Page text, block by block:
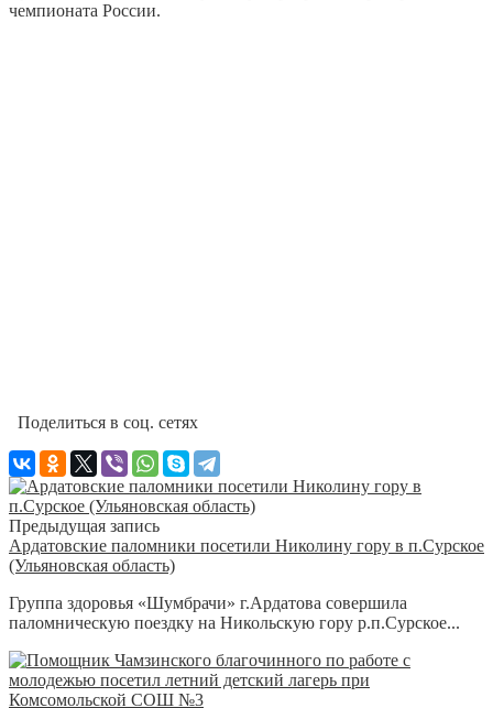
чемпионата России.
Поделиться в соц. сетях
Предыдущая запись
Ардатовские паломники посетили Николину гору в п.Сурское
(Ульяновская область)
Группа здоровья «Шумбрачи» г.Ардатова совершила
паломническую поездку на Никольскую гору р.п.Сурское...